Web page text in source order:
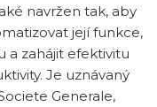
navržen tak, aby
její funkce,
a zahájit efektivitu
Je uznávaný
Generale,